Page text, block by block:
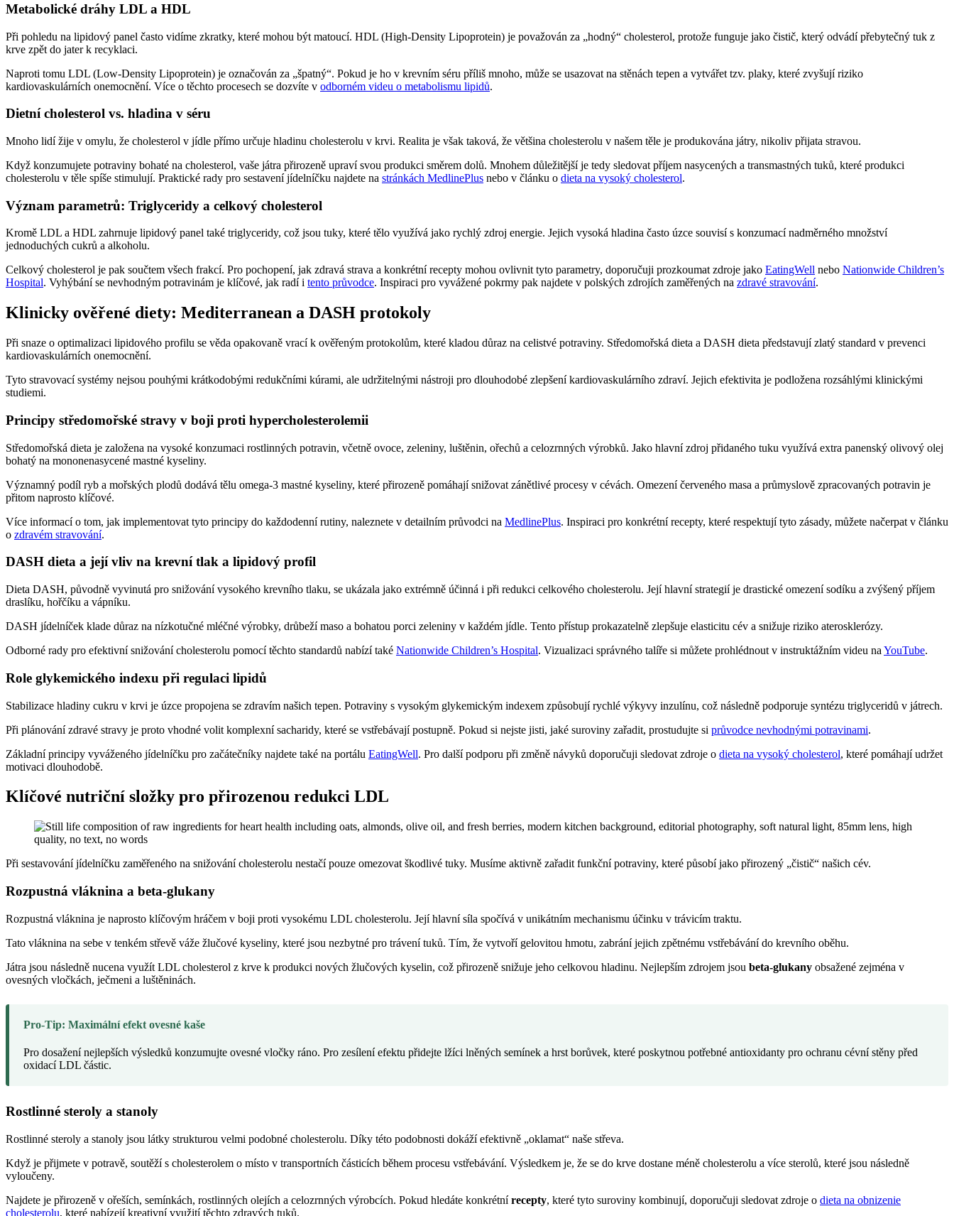
Metabolické dráhy LDL a HDL
Při pohledu na lipidový panel často vidíme zkratky, které mohou být matoucí. HDL (High-Density Lipoprotein) je považován za „hodný“ cholesterol, protože funguje jako čistič, který odvádí přebytečný tuk z
krve zpět do jater k recyklaci.
Naproti tomu LDL (Low-Density Lipoprotein) je označován za „špatný“. Pokud je ho v krevním séru příliš mnoho, může se usazovat na stěnách tepen a vytvářet tzv. plaky, které zvyšují riziko
kardiovaskulárních onemocnění. Více o těchto procesech se dozvíte v odborném videu o metabolismu lipidů.
Dietní cholesterol vs. hladina v séru
Mnoho lidí žije v omylu, že cholesterol v jídle přímo určuje hladinu cholesterolu v krvi. Realita je však taková, že většina cholesterolu v našem těle je produkována játry, nikoliv přijata stravou.
Když konzumujete potraviny bohaté na cholesterol, vaše játra přirozeně upraví svou produkci směrem dolů. Mnohem důležitější je tedy sledovat příjem nasycených a transmastných tuků, které produkci
cholesterolu v těle spíše stimulují. Praktické rady pro sestavení jídelníčku najdete na stránkách MedlinePlus nebo v článku o dieta na vysoký cholesterol.
Význam parametrů: Triglyceridy a celkový cholesterol
Kromě LDL a HDL zahrnuje lipidový panel také triglyceridy, což jsou tuky, které tělo využívá jako rychlý zdroj energie. Jejich vysoká hladina často úzce souvisí s konzumací nadměrného množství
jednoduchých cukrů a alkoholu.
Celkový cholesterol je pak součtem všech frakcí. Pro pochopení, jak zdravá strava a konkrétní recepty mohou ovlivnit tyto parametry, doporučuji prozkoumat zdroje jako EatingWell nebo Nationwide Children’s
Hospital. Vyhýbání se nevhodným potravinám je klíčové, jak radí i tento průvodce. Inspiraci pro vyvážené pokrmy pak najdete v polských zdrojích zaměřených na zdravé stravování.
Klinicky ověřené diety: Mediterranean a DASH protokoly
Při snaze o optimalizaci lipidového profilu se věda opakovaně vrací k ověřeným protokolům, které kladou důraz na celistvé potraviny. Středomořská dieta a DASH dieta představují zlatý standard v prevenci
kardiovaskulárních onemocnění.
Tyto stravovací systémy nejsou pouhými krátkodobými redukčními kúrami, ale udržitelnými nástroji pro dlouhodobé zlepšení kardiovaskulárního zdraví. Jejich efektivita je podložena rozsáhlými klinickými
studiemi.
Principy středomořské stravy v boji proti hypercholesterolemii
Středomořská dieta je založena na vysoké konzumaci rostlinných potravin, včetně ovoce, zeleniny, luštěnin, ořechů a celozrnných výrobků. Jako hlavní zdroj přidaného tuku využívá extra panenský olivový olej
bohatý na mononenasycené mastné kyseliny.
Významný podíl ryb a mořských plodů dodává tělu omega-3 mastné kyseliny, které přirozeně pomáhají snižovat zánětlivé procesy v cévách. Omezení červeného masa a průmyslově zpracovaných potravin je
přitom naprosto klíčové.
Více informací o tom, jak implementovat tyto principy do každodenní rutiny, naleznete v detailním průvodci na MedlinePlus. Inspiraci pro konkrétní recepty, které respektují tyto zásady, můžete načerpat v článku
o zdravém stravování.
DASH dieta a její vliv na krevní tlak a lipidový profil
Dieta DASH, původně vyvinutá pro snižování vysokého krevního tlaku, se ukázala jako extrémně účinná i při redukci celkového cholesterolu. Její hlavní strategií je drastické omezení sodíku a zvýšený příjem
draslíku, hořčíku a vápníku.
DASH jídelníček klade důraz na nízkotučné mléčné výrobky, drůbeží maso a bohatou porci zeleniny v každém jídle. Tento přístup prokazatelně zlepšuje elasticitu cév a snižuje riziko aterosklerózy.
Odborné rady pro efektivní snižování cholesterolu pomocí těchto standardů nabízí také Nationwide Children’s Hospital. Vizualizaci správného talíře si můžete prohlédnout v instruktážním videu na YouTube.
Role glykemického indexu při regulaci lipidů
Stabilizace hladiny cukru v krvi je úzce propojena se zdravím našich tepen. Potraviny s vysokým glykemickým indexem způsobují rychlé výkyvy inzulínu, což následně podporuje syntézu triglyceridů v játrech.
Při plánování zdravé stravy je proto vhodné volit komplexní sacharidy, které se vstřebávají postupně. Pokud si nejste jisti, jaké suroviny zařadit, prostudujte si průvodce nevhodnými potravinami.
Základní principy vyváženého jídelníčku pro začátečníky najdete také na portálu EatingWell. Pro další podporu při změně návyků doporučuji sledovat zdroje o dieta na vysoký cholesterol, které pomáhají udržet
motivaci dlouhodobě.
Klíčové nutriční složky pro přirozenou redukci LDL
Při sestavování jídelníčku zaměřeného na snižování cholesterolu nestačí pouze omezovat škodlivé tuky. Musíme aktivně zařadit funkční potraviny, které působí jako přirozený „čistič“ našich cév.
Rozpustná vláknina a beta-glukany
Rozpustná vláknina je naprosto klíčovým hráčem v boji proti vysokému LDL cholesterolu. Její hlavní síla spočívá v unikátním mechanismu účinku v trávicím traktu.
Tato vláknina na sebe v tenkém střevě váže žlučové kyseliny, které jsou nezbytné pro trávení tuků. Tím, že vytvoří gelovitou hmotu, zabrání jejich zpětnému vstřebávání do krevního oběhu.
Játra jsou následně nucena využít LDL cholesterol z krve k produkci nových žlučových kyselin, což přirozeně snižuje jeho celkovou hladinu. Nejlepším zdrojem jsou beta-glukany obsažené zejména v
ovesných vločkách, ječmeni a luštěninách.
Pro-Tip: Maximální efekt ovesné kaše
Pro dosažení nejlepších výsledků konzumujte ovesné vločky ráno. Pro zesílení efektu přidejte lžíci lněných semínek a hrst borůvek, které poskytnou potřebné antioxidanty pro ochranu cévní stěny před
oxidací LDL částic.
Rostlinné steroly a stanoly
Rostlinné steroly a stanoly jsou látky strukturou velmi podobné cholesterolu. Díky této podobnosti dokáží efektivně „oklamat“ naše střeva.
Když je přijmete v potravě, soutěží s cholesterolem o místo v transportních částicích během procesu vstřebávání. Výsledkem je, že se do krve dostane méně cholesterolu a více sterolů, které jsou následně
vyloučeny.
Najdete je přirozeně v ořeších, semínkách, rostlinných olejích a celozrnných výrobcích. Pokud hledáte konkrétnírecepty, které tyto suroviny kombinují, doporučuji sledovat zdroje o dieta na obnizenie
cholesterolu, které nabízejí kreativní využití těchto zdravých tuků.